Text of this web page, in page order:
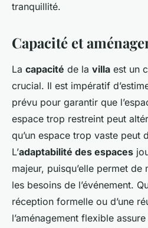
tranquillité.
Capacité et
La capacité de la villa est un
crucial. Il est impératif
prévu pour garantir que
espace trop restreint peut
qu’un espace trop vaste peut
L’adaptabilité des espaces
majeur, puisqu’elle permet de
les besoins de l’événement.
réception formelle ou d’une
l’aménagement flexible